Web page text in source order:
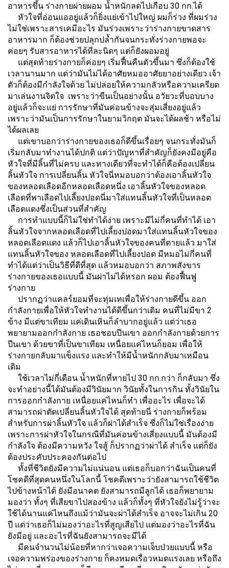
อาหารขึ้น ร่างกายผ่ายผอม น้ำหนักลดไปเกือบ 30 กก.ได้
หัวใจที่อ่อนแออยู่แล้วก็ยิ่งแย่เข้าไปใหญ่ ผมก็ร่วง ที่ผมร่วง
ไม่ใช่เพราะสารเคมีอะไร มันร่วงเพราะว่าร่างกายขาดสาร
อาหารมาก ก็ต้องช่วยปลุกปล้ำกันจนกระทั่งร่างกายพอจะ
ค่อยๆ รับสารอาหารได้ทีละนิดๆ แต่ก็ยังผอมอยู่
แต่สุดท้ายร่างกายก็ค่อยๆ เริ่มฟื้นคืนตัวขึ้นมา ซึ่งก็ต้องใช้
เวลานานมาก แต่ว่ามันไม่ได้อาศัยหมออาศัยยาอย่างเดียว เจ้า
ตัวก็ต้องมีกำลังใจด้วย ไม่ปล่อยให้ความกลัวหรือความเครียด
มาเล่นงานจิตใจ เพราะว่าขืนเป็นอย่างนั้น อวัยวะที่บอบบาง
อยู่แล้วก็จะแย่ การรักษาที่มันค่อนข้างจะสุ่มเสี่ยงอยู่แล้ว
เพราะว่ามันเป็นการรักษาในยามวิกฤต มันจะได้ผลช้า หรือไม่
ได้ผลเลย
แต่เขาบอกว่าร่างกายของเธอก็ดีขึ้นเรื่อยๆ จนกระทั่งมันก็
เริ่มกลับมาทำงานได้ปกติ แต่ว่าปัญหาที่สำคัญก็ยังคงมีอยู่คือ
หัวใจที่มีลิ้นที่ไม่ครบ และทางเดียวที่จะทำได้ก็คือต้องเปลี่ยน
ลิ้นหัวใจ การเปลี่ยนลิ้น หัวใจนี่หมอบอกว่าต้องเอาลิ้นหัวใจ
ของหลอดเลือดอีกหลอดเลือดหนึ่ง เอาลิ้นหัวใจของหลอด
เลือดที่พาเลือดไปเลี้ยงปอดนี่มาใส่แทนลิ้นหัวใจที่เป็นหลอด
เลือดแดงซึ่งเป็นส่วนที่สำคัญ
การทำแบบนี้ก็ไม่ใช่ทำได้ง่าย เพราะมีไม่กี่คนที่ทำได้ เอา
ลิ้นหัวใจจากหลอดเลือดที่ไปเลี้ยงปอดมาใส่แทนลิ้นหัวใจของ
หลอดเลือดแดง แล้วก็ไปเอาลิ้นหัวใจของคนที่ตายแล้ว มาใส่
แทนลิ้นหัวใจของ หลอดเลือดที่ไปเลี้ยงปอด มีหมอไม่กี่คนที่
ทำได้แต่ว่าเป็นวิธีที่ดีที่สุด แล้วหมอบอกว่า สภาพสังขาร
ร่างกายของเธอแบบนี้ มันผ่าไม่ได้หรอก ผอม ต้องฟื้นฟู
ร่างกาย
ปรากฏว่าแคลร์ยอมที่จะทุ่มเทเพื่อให้ร่างกายดีขึ้น ออก
กำลังกายเพื่อให้หัวใจทำงานได้ดีขึ้นกว่าเดิม คนที่ไม่มีขา 2
ข้าง มีแต่ขาเทียม แค่เดินเหินก็ลำบากอยู่แล้ว แต่ว่าเธอ
พยายามออกกำลังกาย เธอชอบปีนเขา ออกกำลังกายด้วยการ
ปีนเขา ด้วยขาที่เป็นขาเทียม เหนื่อยแค่ไหนก็ยอม เพื่อให้
ร่างกายกลับมาแข็งแรง และทำให้มีน้ำหนักกลับมาเหมือน
เดิม
ใช้เวลาไม่กี่เดือน น้ำหนักที่หายไป 30 กก.กว่า ก็กลับมา ซึ่ง
จะทำอย่างนี้ได้มันต้องมีวินัยมาก วินัยทั้งในการกิน ทั้งวินัยใน
การออกกำลังกาย เหนื่อยแค่ไหนก็ทำ เพื่ออะไร เพื่อจะได้
สามารถผ่าตัดเปลี่ยนลิ้นหัวใจได้ สุดท้ายนี่ ร่างกายก็พร้อม
สำหรับการผ่าลิ้นหัวใจ แล้วก็ผ่าได้สำเร็จ ซึ่งก็ไม่ใช่เรื่องง่าย
เพราะการผ่าหัวใจในกรณีที่มันค่อนข้างเสี่ยงแบบนี้ มันต้องมี
กำลังใจ ต้องมีความหวัง ใจสู้ ก็ปรากฏว่าผ่าได้ สำเร็จ แต่ก็ยัง
ต้องประคับประคองกันต่อไป
ทั้งที่ชีวิตยังมีความไม่แน่นอน แต่เธอก็บอกว่าฉันเป็นคนที่
โชคดีที่สุดคนหนึ่งในโลกนี้ โชคดีเพราะว่ายังสามารถใช้ชีวิต
ไปข้างหน้าได้ ยังมีอนาคต ยังสามารถมีลูกได้ เธอก็พยายาม
มองว่า ทั้งๆ ที่เสียขาไปสองข้าง แล้วก็ทั้งๆ ที่หัวใจยังไม่รู้ว่าจะ
ใช้ได้นานแค่ไหนถึงแม้ว่ามันจะผ่าได้สำเร็จ อาจจะไม่เกิน 20
ปี แต่ว่าเธอก็ไม่มองว่าอะไรที่สูญเสียไป แต่มองว่าอะไรที่ฉัน
ยังมีอยู่ และอะไรที่ฉันยังสามารถจะมีได้
มีคนจำนวนไม่น้อยที่หากว่าเจอความเจ็บป่วยแบบนี้ หรือ
เจอความพร่องของร่างกาย ก็คงหมดเรื่อวหมดแรงเลย หรือถึง